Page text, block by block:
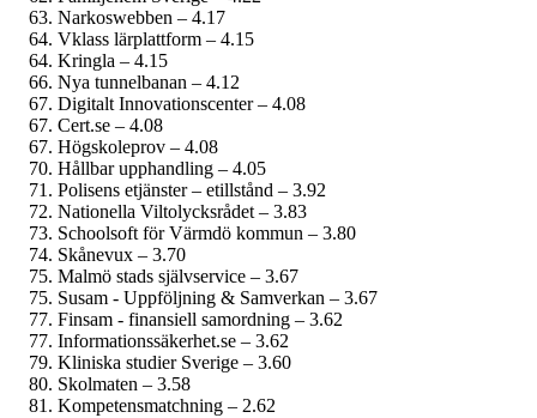
Narkoswebben – 4.17
Vklass lärplattform – 4.15
Kringla – 4.15
Nya tunnelbanan – 4.12
Digitalt Innovationscenter – 4.08
Cert.se – 4.08
Högskoleprov – 4.08
Hållbar upphandling – 4.05
Polisens etjänster – etillstånd – 3.92
Nationella Viltolycksrådet – 3.83
Schoolsoft för Värmdö kommun – 3.80
Skånevux – 3.70
Malmö stads självservice – 3.67
Susam - Uppföljning & Samverkan – 3.67
Finsam - finansiell samordning – 3.62
Informationssäkerhet.se – 3.62
Kliniska studier Sverige – 3.60
Skolmaten – 3.58
Kompetensmatchning – 2.62